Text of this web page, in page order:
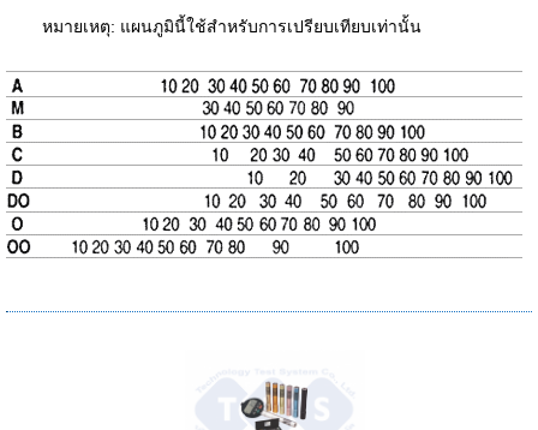
หมายเหตุ: แผนภูมินี้ใช้สำหรับการเปรียบเทียบเท่านั้น